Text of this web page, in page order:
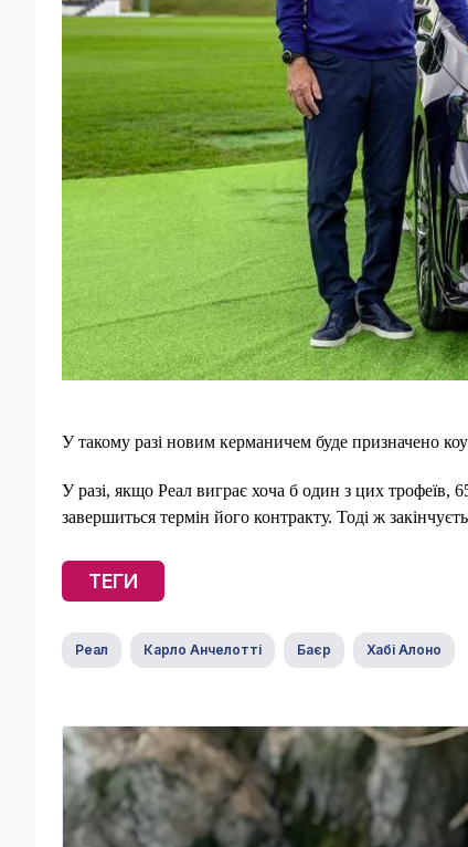
У такому разі новим керманичем буде призначено
У разі, якщо Реал виграє хоча б один з цих трофеїв,
завершиться термін його контракту. Тоді ж
ТЕГИ
Реал Карло Анчелотті Баєр Хабі Алоно